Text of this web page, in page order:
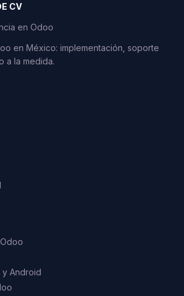
CV
en Odoo
en México: implementación, soporte
a la medida.
y Android